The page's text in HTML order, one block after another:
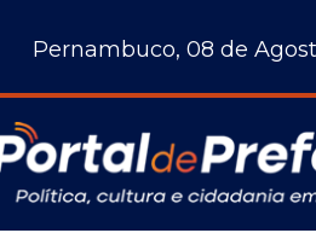
Pernambuco, 08 de